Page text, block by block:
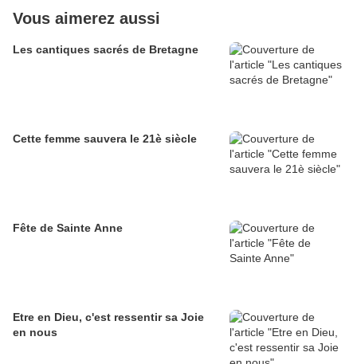
Vous aimerez aussi
Les cantiques sacrés de Bretagne
Cette femme sauvera le 21è siècle
Fête de Sainte Anne
Etre en Dieu, c'est ressentir sa Joie
en nous